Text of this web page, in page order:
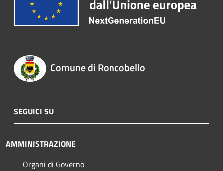
Comune di Roncobello
SEGUICI SU
AMMINISTRAZIONE
Organi di Governo